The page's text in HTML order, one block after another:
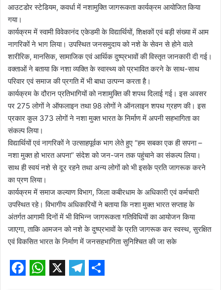
आउटडोर स्टेडियम, कवर्धा में नशामुक्ति जागरूकता कार्यक्रम आयोजित किया
गया।
कार्यक्रम में स्वामी विवेकानंद एकेडमी के विद्यार्थियों, शिक्षकों एवं बड़ी संख्या में आम
नागरिकों ने भाग लिया। उपस्थित जनसमुदाय को नशे के सेवन से होने वाले
शारीरिक, मानसिक, सामाजिक एवं आर्थिक दुष्प्रभावों की विस्तृत जानकारी दी गई।
वक्ताओं ने बताया कि नशा व्यक्ति के स्वास्थ्य को प्रभावित करने के साथ-साथ
परिवार एवं समाज की प्रगति में भी बाधा उत्पन्न करता है।
कार्यक्रम के दौरान प्रतिभागियों को नशामुक्ति की शपथ दिलाई गई। इस अवसर
पर 275 लोगों ने ऑफलाइन तथा 98 लोगों ने ऑनलाइन शपथ ग्रहण की। इस
प्रकार कुल 373 लोगों ने नशा मुक्त भारत के निर्माण में अपनी सहभागिता का
संकल्प लिया।
विद्यार्थियों एवं नागरिकों ने उत्साहपूर्वक भाग लेते हुए “हम सबका एक ही सपना –
नशा मुक्त हो भारत अपना” संदेश को जन-जन तक पहुंचाने का संकल्प लिया।
साथ ही स्वयं नशे से दूर रहने तथा अन्य लोगों को भी इसके प्रति जागरूक करने
का प्रण लिया।
कार्यक्रम में समाज कल्याण विभाग, जिला कबीरधाम के अधिकारी एवं कर्मचारी
उपस्थित रहे। विभागीय अधिकारियों ने बताया कि नशा मुक्त भारत सप्ताह के
अंतर्गत आगामी दिनों में भी विभिन्न जागरूकता गतिविधियों का आयोजन किया
जाएगा, ताकि आमजन को नशे के दुष्प्रभावों के प्रति जागरूक कर स्वस्थ, सुरक्षित
एवं विकसित भारत के निर्माण में जनसहभागिता सुनिश्चित की जा सके